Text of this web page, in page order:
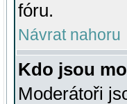
fóru.
Návrat nahoru
Kdo jsou
Moderátoři